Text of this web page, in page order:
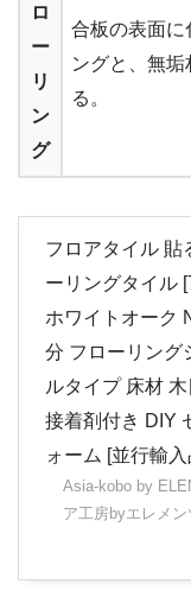
ロ
ー
リ
ン
グ
合板の表面に
ングと、無
る。
フロアタイル 貼
ーリングタイル
ホワイトオーク
分 フローリング
ルタイプ 床材
接着剤付き DIY
ォーム [並行輸入
Asia-kobo by
ア工房byエレメン